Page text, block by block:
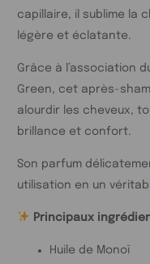
capillaire, il sublime la
légère et éclatante.
Grâce à l’association
Green, cet après-
alourdir les cheveux,
brillance et confort.
Son parfum
utilisation en un
Principaux
Huile de Monoï